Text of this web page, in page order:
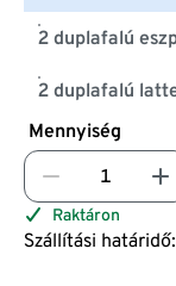
2 duplafalú
2 duplafalú
Mennyiség
Raktáron
Szállítási határidő: